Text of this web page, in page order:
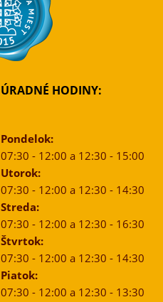
ÚRADNÉ HODINY:
Pondelok:
07:30 - 12:00 a 12:30 - 15:00
Utorok:
07:30 - 12:00 a 12:30 - 14:30
Streda:
07:30 - 12:00 a 12:30 - 16:30
Štvrtok:
07:30 - 12:00 a 12:30 - 14:30
Piatok:
07:30 - 12:00 a 12:30 - 13:30